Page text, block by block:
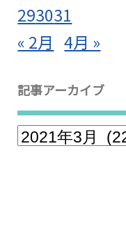
293031
« 2月 4月 »
記事アーカイブ